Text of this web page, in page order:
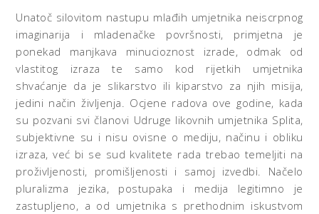
Unatoč silovitom nastupu mlađih umjetnika neiscrpnog
imaginarija i mladenačke površnosti, primjetna je
ponekad manjkava minucioznost izrade, odmak od
vlastitog izraza te samo kod rijetkih umjetnika
shvaćanje da je slikarstvo ili kiparstvo za njih misija,
jedini način življenja. Ocjene radova ove godine, kada
su pozvani svi članovi Udruge likovnih umjetnika Splita,
subjektivne su i nisu ovisne o mediju, načinu i obliku
izraza, već bi se sud kvalitete rada trebao temeljiti na
proživljenosti, promišljenosti i samoj izvedbi. Načelo
pluralizma jezika, postupaka i medija legitimno je
zastupljeno, a od umjetnika s prethodnim iskustvom